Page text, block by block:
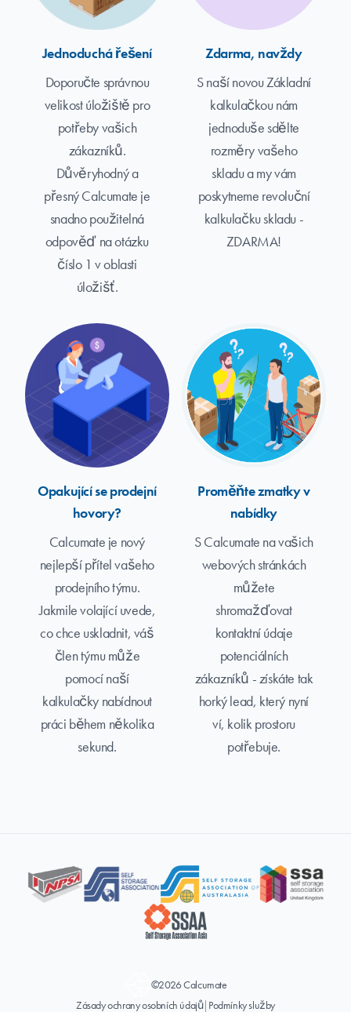
Jednoduchá řešení
Doporučte správnou
velikost úložiště pro
potřeby vašich
zákazníků.
Důvěryhodný a
přesný Calcumate je
snadno použitelná
odpověď na otázku
číslo 1 v oblasti
úložišť.
Zdarma, navždy
S naší novou Základní
kalkulačkou nám
jednoduše sdělte
rozměry vašeho
skladu a my vám
poskytneme revoluční
kalkulačku skladu -
ZDARMA!
Opakující se prodejní
hovory?
Calcumate je nový
nejlepší přítel vašeho
prodejního týmu.
Jakmile volající uvede,
co chce uskladnit, váš
člen týmu může
pomocí naší
kalkulačky nabídnout
práci během několika
sekund.
Proměňte zmatky v
nabídky
S Calcumate na vašich
webových stránkách
můžete
shromažďovat
kontaktní údaje
potenciálních
zákazníků - získáte tak
horký lead, který nyní
ví, kolik prostoru
potřebuje.
©2026 Calcumate
Zásady ochrany osobních údajů| Podmínky služby